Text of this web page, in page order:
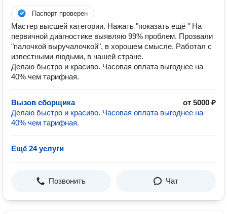
Паспорт проверен
Мастер высшей категории. Нажать "показать ещё " На
первичной диагностике выявляю 99% проблем. Прозвали
"палочкой выручалочкой", в хорошем смысле. Работал с
известными людьми, в нашей стране.
Делаю быстро и красиво. Часовая оплата выгоднее на
40% чем тарифная.
Вызов сборщика
от 5000 ₽
Делаю быстро и красиво. Часовая оплата выгоднее на
40% чем тарифная.
Ещё 24 услуги
Позвонить Чат